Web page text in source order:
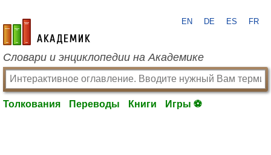
academic.ru
EN DE ES FR
Словари и энциклопедии на Академике
Толкования Переводы Книги Игры ⚽